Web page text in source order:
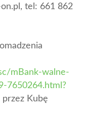
tel: 661 862
mBank-walne-
7650264.html?
przez Kubę